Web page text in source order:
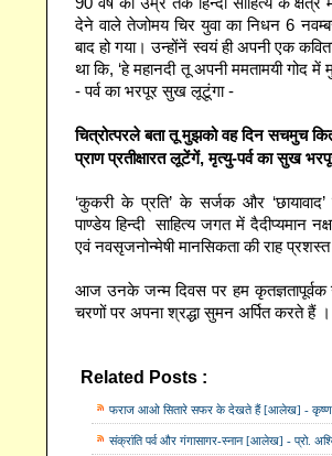
देने वाले तेजोमय चिर युवा का निधन 6
बाद हो गया। उन्होंनें स्वयं ही अपनी एक
था कि, ‘हे महानदी तू अपनी ममतामयी गोद
- पर्व का भरपूर सुख लूटूंगा -
चित्रोत्परले बता तू मुझको वह दिन सचमुच
प्राण प्रतीक्षारत लूटेंगें, मृत्यु-पर्व का सुख
‘कुकरी के प्रति’ के सर्जक और
पाण्डेय हिन्दी साहित्य जगत में दैदीप्यमान
एवं नवसृजनोन्मेषी मानसिकता की राह
आज उनके जन्म दिवस पर हम
चरणों पर अपना श्रद्धा सुमन अर्पित करते हैं ।
Related Posts :
फराज आओ सितारे सफर के देखते हैं [आलेख] - कृष्ण
संक्रांति पर्व और गंगासागर-स्नान [आलेख] - प्रो.